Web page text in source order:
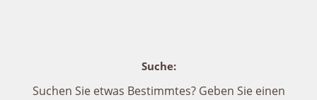
Suche:
Suchen Sie etwas Bestimmtes? Geben Sie einen